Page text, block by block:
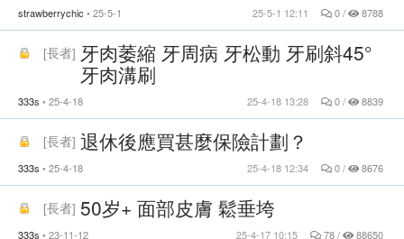
strawberrychic 25-5-1 0 / 8788
25-5-1 12:11
[長者] 牙肉萎縮 牙周病 牙松動 牙刷斜45°
牙肉溝刷
333s 25-4-18 0 / 8839
25-4-18 13:28
[長者] 退休後應買甚麼保險計劃？
333s 25-4-18 0 / 8676
25-4-18 12:34
[長者] 50岁+ 面部皮膚 鬆垂垮
333s 23-11-12 78 / 88650
25-4-17 10:15